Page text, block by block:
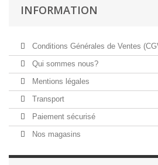
INFORMATION
Conditions Générales de Ventes
Qui sommes nous?
Mentions légales
Transport
Paiement sécurisé
Nos magasins